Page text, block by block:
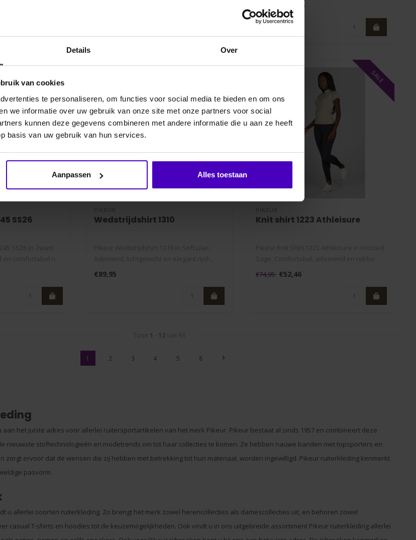
Details Over
van cookies
te personaliseren, om functies voor social media te bieden en om ons
we informatie over uw gebruik van onze site met onze partners voor social
kunnen deze gegevens combineren met andere informatie die u aan ze heeft
basis van uw gebruik van hun services.
Aanpassen Alles toestaan
€76,96
SALE
SS26 Wedstrijdshirt 1310
€89,95
SALE
Knit shirt 1223 Athleisure
€74,95 €52,46
Toon 1 12 van 93
1 2 3 4 5 8
aan het juiste adres voor allerlei ruitersportartikelen van het merk Pikeur. Pikeur bestaat al sinds 1957 en combineert deze
nieuwste stoftechnologieën en modetrends om tot haar collecties te komen. Ze hebben nauwe banden met topsporters en
zorgt ervoor dat de wensen die zij hebben met betrekking tot hun materiaal, worden ingewilligd. Pikeur ruiterkleding kenmerkt
pasvorm.
u allerlei soorten ruiterkleding. Zo brengt het merk zowel herencollecties als damescollecties uit, en behoren zowel
casual T-shirts en hoodies tot de keuzemogelijkheden. Ook vindt u in ons uitgebreide assortiment Pikeur ruiterkleding allerlei